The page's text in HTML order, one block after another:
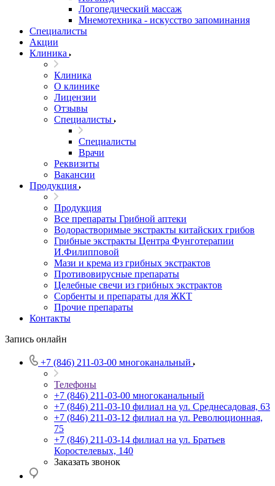
Логопедический массаж
Мнемотехника - искусство запоминания
Специалисты
Акции
Клиника
Клиника
О клинике
Лицензии
Отзывы
Специалисты
Специалисты
Врачи
Реквизиты
Вакансии
Продукция
Продукция
Все препараты Грибной аптеки
Водорастворимые экстракты китайских грибов
Грибные экстракты Центра Фунготерапии
И.Филипповой
Мази и крема из грибных экстрактов
Противовирусные препараты
Целебные свечи из грибных экстрактов
Сорбенты и препараты для ЖКТ
Прочие препараты
Контакты
Запись онлайн
+7 (846) 211-03-00 многоканальный
Телефоны
+7 (846) 211-03-00 многоканальный
+7 (846) 211-03-10 филиал на ул. Среднесадовая, 63
+7 (846) 211-03-12 филиал на ул. Революционная,
75
+7 (846) 211-03-14 филиал на ул. Братьев
Коростелевых, 140
Заказать звонок